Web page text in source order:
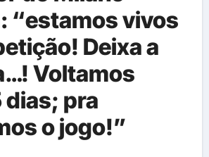
“estamos vivos
Deixa a
Voltamos
dias; pra
o jogo!”